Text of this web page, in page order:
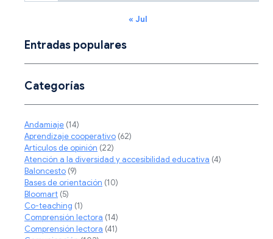
« Jul
Entradas populares
Categorías
Andamiaje (14)
Aprendizaje cooperativo (62)
Artículos de opinión (22)
Atención a la diversidad y accesibilidad educativa (4)
Baloncesto (9)
Bases de orientación (10)
Bloomart (5)
Co-teaching (1)
Comprensión lectora (14)
Comprensión lectora (41)